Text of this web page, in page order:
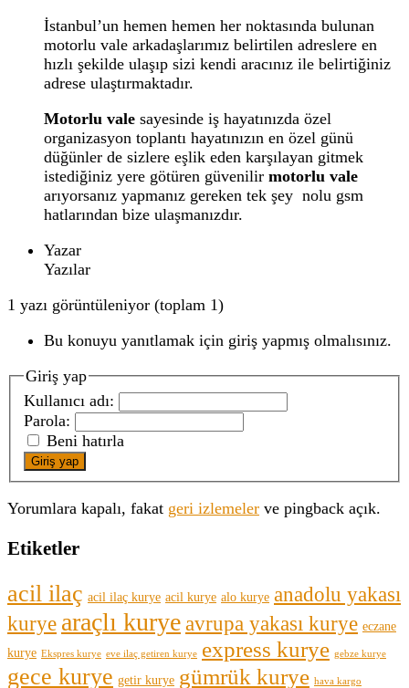
İstanbul’un hemen hemen her noktasında bulunan
motorlu vale arkadaşlarımız belirtilen adreslere en
hızlı şekilde ulaşıp sizi kendi aracınız ile belirtiğiniz
adrese ulaştırmaktadır.
Motorlu vale sayesinde iş hayatınızda özel
organizasyon toplantı hayatınızın en özel günü
düğünler de sizlere eşlik eden karşılayan gitmek
istediğiniz yere götüren güvenilir motorlu vale
arıyorsanız yapmanız gereken tek şey nolu gsm
hatlarından bize ulaşmanızdır.
Yazar
Yazılar
1 yazı görüntüleniyor (toplam 1)
Bu konuyu yanıtlamak için giriş yapmış olmalısınız.
Giriş yap
Kullanıcı adı:
Parola:
Beni hatırla
Giriş yap
Yorumlara kapalı, fakat geri izlemeler ve pingback açık.
Etiketler
acil ilaç acil ilaç kurye acil kurye alo kurye anadolu yakası
kurye araçlı kuryeavrupa yakası kurye eczane
kurye Ekspres kurye eve ilaç getiren kurye express kurye gebze kurye
gece kurye getir kurye gümrük kurye hava kargo